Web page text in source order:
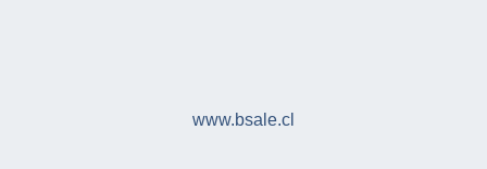
www.bsale.cl